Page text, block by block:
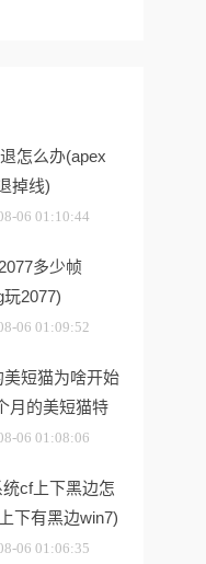
怎么办(apex
掉线)
06 01:10:44
多少帧
玩2077)
06 01:09:52
美短猫为啥开始
月的美短猫特
办)
06 01:08:06
统cf上下黑边怎
下有黑边win7)
06 01:06:35